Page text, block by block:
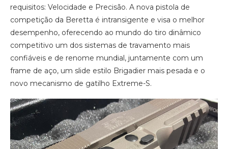
requisitos: Velocidade e Precisão. A nova pistola de
competição da Beretta é intransigente e visa o melhor
desempenho, oferecendo ao mundo do tiro dinâmico
competitivo um dos sistemas de travamento mais
confiáveis e de renome mundial, juntamente com um
frame de aço, um slide estilo Brigadier mais pesada e o
novo mecanismo de gatilho Extreme-S.